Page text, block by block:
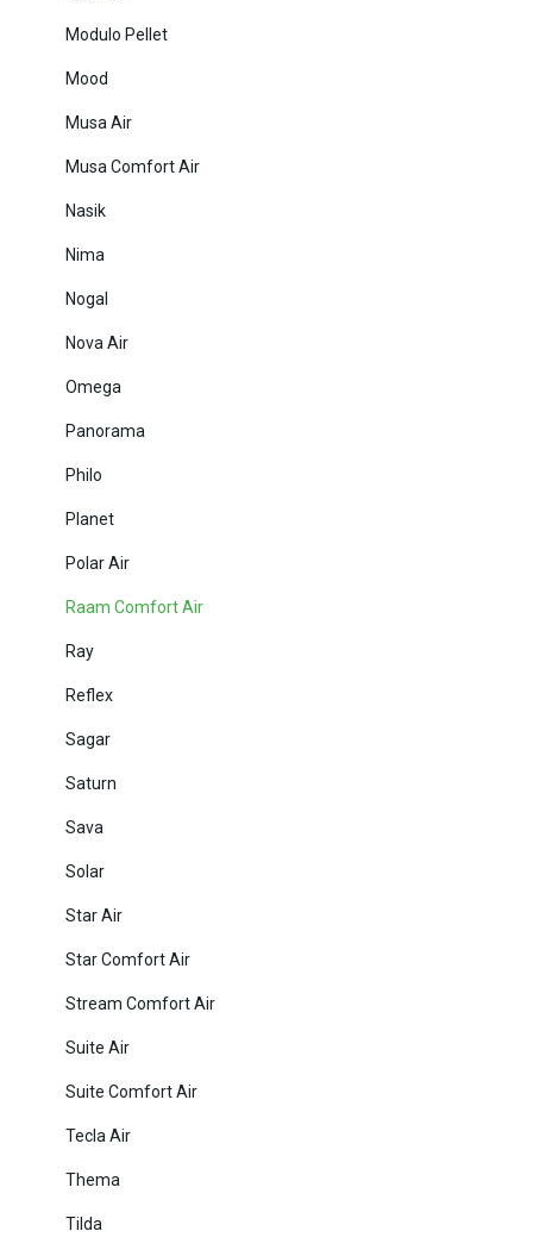
Modulo Pellet
Mood
Musa Air
Musa Comfort Air
Nasik
Nima
Nogal
Nova Air
Omega
Panorama
Philo
Planet
Polar Air
Raam Comfort Air
Ray
Reflex
Sagar
Saturn
Sava
Solar
Star Air
Star Comfort Air
Stream Comfort Air
Suite Air
Suite Comfort Air
Tecla Air
Thema
Tilda